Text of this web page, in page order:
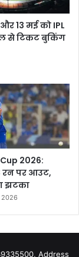
13 मई को IPL
से टिकट बुकिंग
2026:
रन पर आउट,
झटका
2026
Address